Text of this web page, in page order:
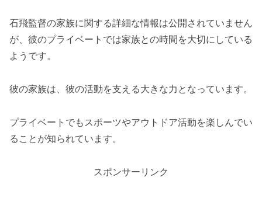
石飛監督の家族に関する詳細な情報は公開されていません
が、彼のプライベートでは家族との時間を大切にしている
ようです。
彼の家族は、彼の活動を支える大きな力となっています。
プライベートでもスポーツやアウトドア活動を楽しんでい
ることが知られています。
スポンサーリンク